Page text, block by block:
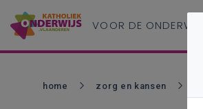
VOOR DE ONDERWIJS
home zorg en kansen